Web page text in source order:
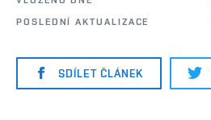
POSLEDNÍ AKTUALIZACE
SDÍLET ČLÁNEK